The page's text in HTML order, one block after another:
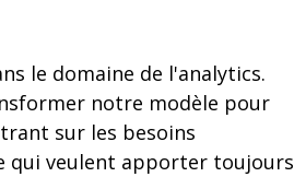
le domaine de l'analytics.
notre modèle pour
sur les besoins
qui veulent apporter toujours